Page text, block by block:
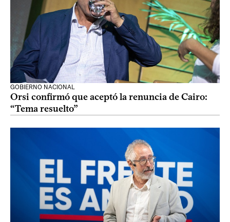
GOBIERNO NACIONAL
Orsi confirmó que aceptó la renuncia de Cairo:
“Tema resuelto”